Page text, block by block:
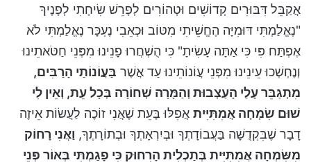
אֲקַבֵּל דִּבּוּרִים קְדוֹשִׁים וּטְהוֹרִים לְפָרֵשׁ שִׂיחָתִי לְפָנֶיךָ
"נֶאֱלַמְתִּי דּוּמִיָּה הֶחֱשֵׁיתִי מִטּוֹב וּכְאֵבִי נֶעְכָּר נֶאֱלַמְתִּי לֹא
אֶפְתַּח פִּי כִּי אַתָּה עָשִׂיתָ" כִּי הֻשְׁחֲרוּ פָנֵינוּ מִפְּנֵי חַטֹּאתֵינוּ
וְנֶחְשְׁכוּ עֵינֵינוּ מִפְּנֵי עֲוֹנוֹתֵינוּ עַד אֲשֶׁר בַּעֲוֹנוֹתַי הָרַבִּים,
מִתְגַּבֵּר עָלַי הָעַצְבוּת וְהַמָּרָה שְׁחוֹרָה בְּכָל עֵת, וְאֵין לִי
שׁוּם שִׂמְחָה אֲמִתִּיִּית אֲפִלּוּ בָּעֵת שֶׁאֲנִי זוֹכֶה לַעֲשׂוֹת אֵיזֶה
דָבָר שֶׁבִּקְדֻשָּׁה בַּעֲבוֹדָתְךָ וּבְיִרְאָתְךָ וּבְתוֹרָתֶךָ, וַאֲנִי רָחוֹק
מִשִּׂמְחָה אֲמִתִּיִּית בְּתַכְלִית הָרִחוּק כִּי פָגַמְתִּי בְּאוֹר פְּנֵי